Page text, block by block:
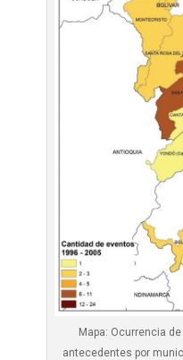
Mapa: Ocurrencia
antecedentes por